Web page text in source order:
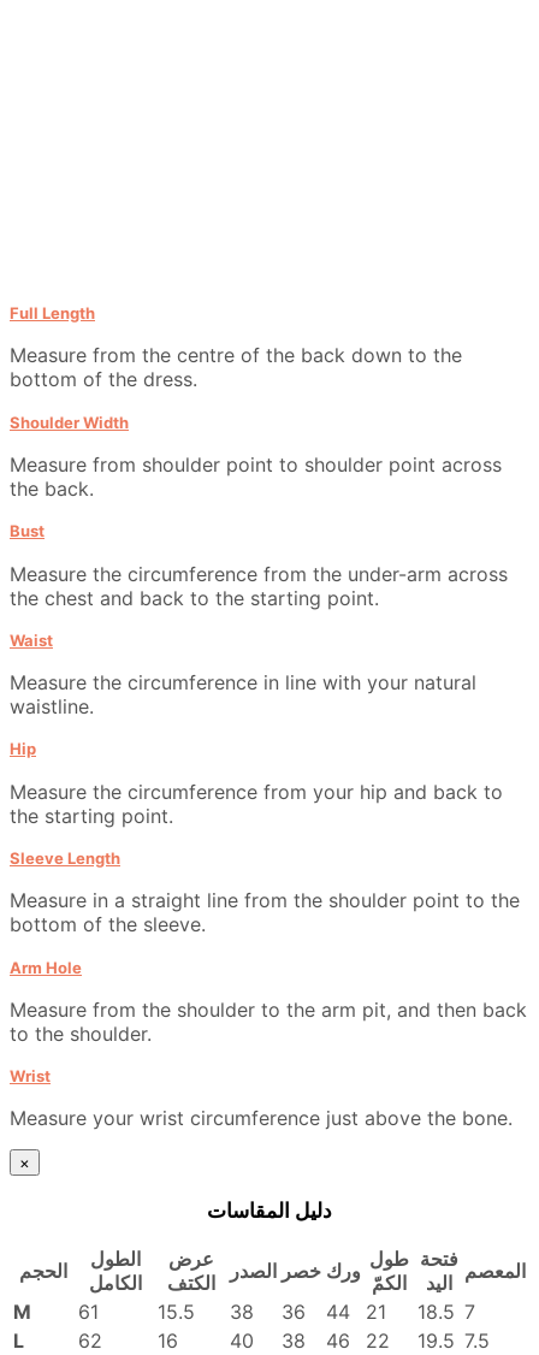
Full Length
Measure from the centre of the back down to the
bottom of the dress.
Shoulder Width
Measure from shoulder point to shoulder point across
the back.
Bust
Measure the circumference from the under-arm across
the chest and back to the starting point.
Waist
Measure the circumference in line with your natural
waistline.
Hip
Measure the circumference from your hip and back to
the starting point.
Sleeve Length
Measure in a straight line from the shoulder point to the
bottom of the sleeve.
Arm Hole
Measure from the shoulder to the arm pit, and then back
to the shoulder.
Wrist
Measure your wrist circumference just above the bone.
×
دليل المقاسات
الحجم
الطول
الكامل
عرض
الكتف
الصدر خصر ورك طول
الكمّ
فتحة
اليد المعصم
M
61 15.5 38 36 44 21 18.5 7
L
62 16 40 38 46 22 19.5 7.5